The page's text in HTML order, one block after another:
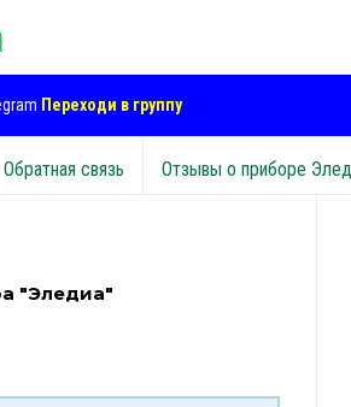
Переходи в группу
Обратная связь Отзывы о приборе
"Эледиа"